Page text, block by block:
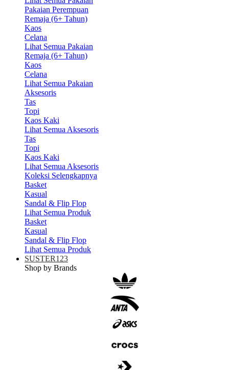
Pakaian Perempuan
Remaja (6+ Tahun)
Kaos
Celana
Lihat Semua Pakaian
Remaja (6+ Tahun)
Kaos
Celana
Lihat Semua Pakaian
Aksesoris
Tas
Topi
Kaos Kaki
Lihat Semua Aksesoris
Tas
Topi
Kaos Kaki
Lihat Semua Aksesoris
Koleksi Selengkapnya
Basket
Kasual
Sandal & Flip Flop
Lihat Semua Produk
Basket
Kasual
Sandal & Flip Flop
Lihat Semua Produk
SUSTER123
Shop by Brands